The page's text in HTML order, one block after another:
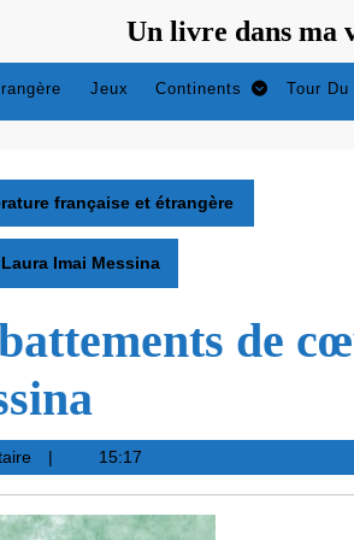
Un livre dans ma
Jeux Continents Tour Du
française et étrangère
Imai Messina
de
15:17